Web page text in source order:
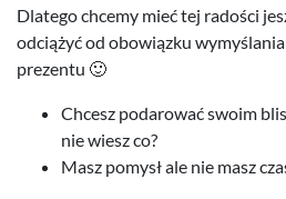
Dlatego chcemy mieć tej radości
odciążyć od obowiązku
prezentu 🙂
Chcesz podarować swoim
nie wiesz co?
Masz pomysł ale nie masz